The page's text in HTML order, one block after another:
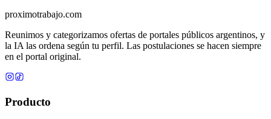
proximotrabajo.com
Reunimos y categorizamos ofertas de portales públicos argentinos, y
la IA las ordena según tu perfil. Las postulaciones se hacen siempre
en el portal original.
Producto